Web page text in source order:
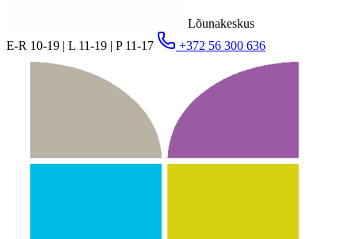
Lõunakeskus
E-R 10-19 | L 11-19 | P 11-17
+372 56 300 636